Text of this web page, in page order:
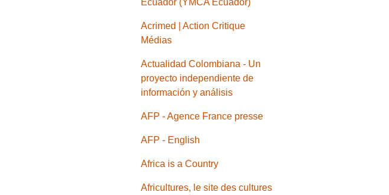
Acrimed | Action Critique
Médias
Actualidad Colombiana - Un
proyecto independiente de
información y análisis
AFP - Agence France presse
AFP - English
Africa is a Country
Africultures, le site des cultures